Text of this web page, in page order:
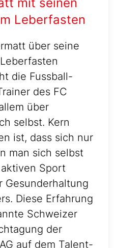
Leberfasten
über seine
die Fussball-
des FC
über
selbst. Kern
ist, dass sich nur
man sich selbst
Sport
Gesunderhaltung
Diese Erfahrung
Schweizer
der
auf dem Talent-